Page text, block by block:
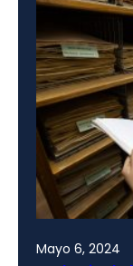
Mayo 6, 2024